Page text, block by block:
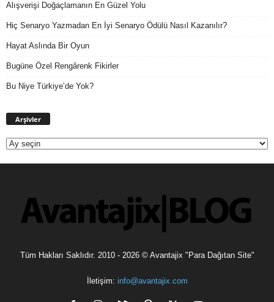
Alışverişi Doğaçlamanın En Güzel Yolu
Hiç Senaryo Yazmadan En İyi Senaryo Ödülü Nasıl Kazanılır?
Hayat Aslında Bir Oyun
Bugüne Özel Rengârenk Fikirler
Bu Niye Türkiye’de Yok?
Arşivler
Tüm Hakları Saklıdır. 2010 - 2026 © Avantajix "Para Dağıtan Site"
İletişim: info@avantajix.com